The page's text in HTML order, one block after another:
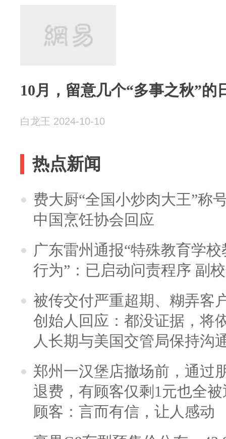
10月，留意几个“多事之秋”的
白龙王 2024-10-10
热点新闻
费大厨“全国小炒肉大王”称
中国烹饪协会回应
广东雷州通报“特殊教育学
行为”：已启动问责程序 副
被传交付严重超期、糊弄客
创始人回应：都没证据，将
人长期与美国交管局保持沟
郑州一汉堡店撤场前，通过
退费，有顾客仅剩1元也全
顾客：言而有信，让人感动